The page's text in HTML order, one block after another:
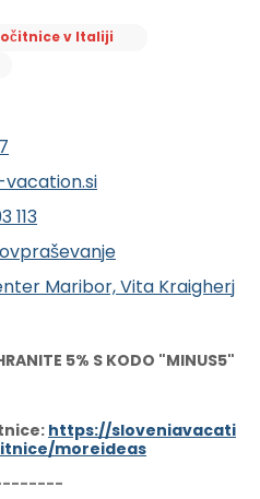
v Italiji
113
Maribor, Vita Kraigherj
5% S KODO "MINUS5"
https://sloveniavacati
moreideas